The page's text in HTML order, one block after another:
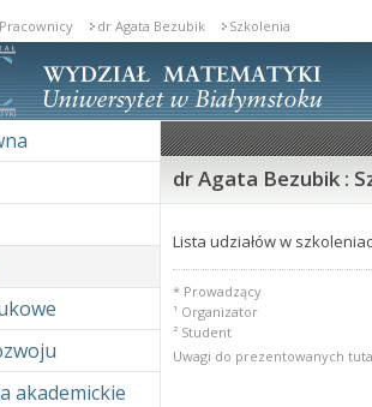
Pracownicy dr Agata Bezubik Szkolenia
akademickie
dr Agata Bezubik :
Lista udziałów w
* Prowadzący
¹ Organizator
² Student
Uwagi do prezentowanych